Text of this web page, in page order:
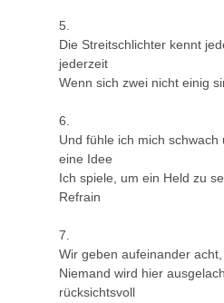
5.
Die Streitschlichter kennt
jederzeit
Wenn sich zwei nicht einig
6.
Und fühle ich mich schwach
eine Idee
Ich spiele, um ein Held zu
Refrain
7.
Wir geben aufeinander
Niemand wird hier
rücksichtsvoll